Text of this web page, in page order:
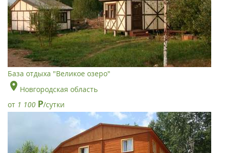
База отдыха "Великое озеро"
Новгородская область
от 1 100 Р/сутки